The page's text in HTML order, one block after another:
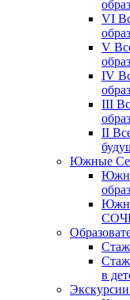
VI
V
IV
III
II
Южные
в
Экскурсии